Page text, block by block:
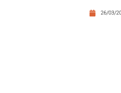
26/03/